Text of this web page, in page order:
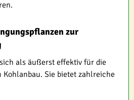
zur
als äußerst effektiv für die
Kohlanbau. Sie bietet zahlreiche